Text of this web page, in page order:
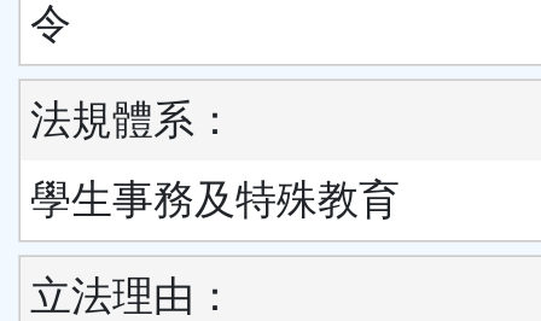
令
法規體系：
學生事務及特殊教育
立法理由：